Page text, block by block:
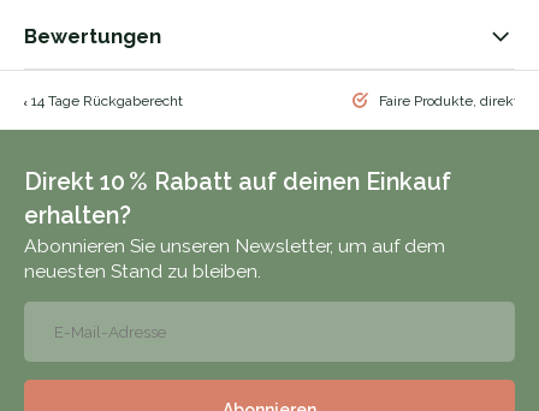
Bewertungen
& 14 Tage Rückgaberecht Faire Produkte, direkt
Direkt 10 % Rabatt auf deinen Einkauf
erhalten?
Abonnieren Sie unseren Newsletter, um auf dem
neuesten Stand zu bleiben.